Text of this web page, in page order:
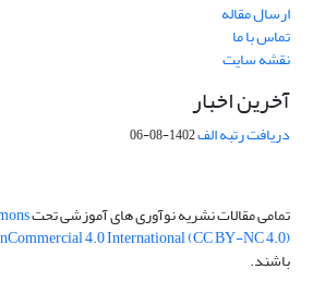
ارسال مقاله
تماس با ما
نقشه سایت
آخرین اخبار
دریافت رتبه الف1402-08-06
تمامی مقالات نشریه نوآوری های آموزشی تحت
4.0 International (CC BY-NC 4.0)
باشند.